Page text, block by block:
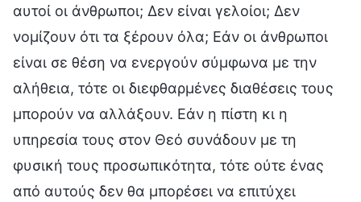
αυτοί οι άνθρωποι; Δεν είναι γελοίοι; Δεν
νομίζουν ότι τα ξέρουν όλα; Εάν οι άνθρωποι
είναι σε θέση να ενεργούν σύμφωνα με την
αλήθεια, τότε οι διεφθαρμένες διαθέσεις τους
μπορούν να αλλάξουν. Εάν η πίστη κι η
υπηρεσία τους στον Θεό συνάδουν με τη
φυσική τους προσωπικότητα, τότε ούτε ένας
από αυτούς δεν θα μπορέσει να επιτύχει